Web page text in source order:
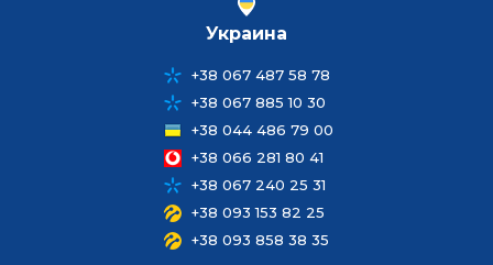
сотрудничаете с опытным перевозчиком. На
рынке транспортных услуг по перевозке
необходимые для спокойных заграничных
поездок документы: сертификаты, страховки,
лицензии. Стаж водителей - минимум 5 лет на
международных рейсах.
Пассажирские перевозки в Европу: когда лучше
Украина
+38 067 487 58 78
+38 067 885 10 30
+38 044 486 79 00
+38 066 281 80 41
+38 067 240 25 31
+38 093 153 82 25
+38 093 858 38 35